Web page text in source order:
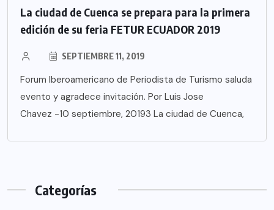
La ciudad de Cuenca se prepara para la primera
edición de su feria FETUR ECUADOR 2019
SEPTIEMBRE 11, 2019
Forum Iberoamericano de Periodista de Turismo saluda
evento y agradece invitación. Por Luis Jose
Chavez -10 septiembre, 20193 La ciudad de Cuenca,
Categorías